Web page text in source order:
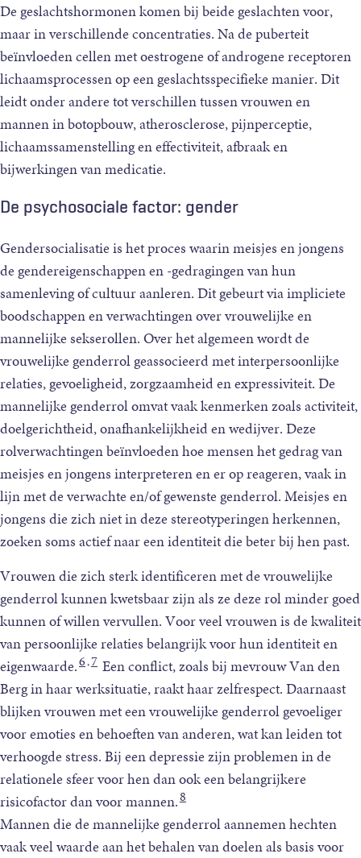
De geslachtshormonen komen bij beide geslachten voor,
maar in verschillende concentraties. Na de puberteit
beïnvloeden cellen met oestrogene of androgene receptoren
lichaamsprocessen op een geslachtsspecifieke manier. Dit
leidt onder andere tot verschillen tussen vrouwen en
mannen in botopbouw, atherosclerose, pijnperceptie,
lichaamssamenstelling en effectiviteit, afbraak en
bijwerkingen van medicatie.
De psychosociale factor: gender
Gendersocialisatie is het proces waarin meisjes en jongens
de gendereigenschappen en -gedragingen van hun
samenleving of cultuur aanleren. Dit gebeurt via impliciete
boodschappen en verwachtingen over vrouwelijke en
mannelijke sekserollen. Over het algemeen wordt de
vrouwelijke genderrol geassocieerd met interpersoonlijke
relaties, gevoeligheid, zorgzaamheid en expressiviteit. De
mannelijke genderrol omvat vaak kenmerken zoals activiteit,
doelgerichtheid, onafhankelijkheid en wedijver. Deze
rolverwachtingen beïnvloeden hoe mensen het gedrag van
meisjes en jongens interpreteren en er op reageren, vaak in
lijn met de verwachte en/of gewenste genderrol. Meisjes en
jongens die zich niet in deze stereotyperingen herkennen,
zoeken soms actief naar een identiteit die beter bij hen past.
Vrouwen die zich sterk identificeren met de vrouwelijke
genderrol kunnen kwetsbaar zijn als ze deze rol minder goed
kunnen of willen vervullen. Voor veel vrouwen is de kwaliteit
van persoonlijke relaties belangrijk voor hun identiteit en
eigenwaarde.6,7 Een conflict, zoals bij mevrouw Van den
Berg in haar werksituatie, raakt haar zelfrespect. Daarnaast
blijken vrouwen met een vrouwelijke genderrol gevoeliger
voor emoties en behoeften van anderen, wat kan leiden tot
verhoogde stress. Bij een depressie zijn problemen in de
relationele sfeer voor hen dan ook een belangrijkere
risicofactor dan voor mannen.8
Mannen die de mannelijke genderrol aannemen hechten
vaak veel waarde aan het behalen van doelen als basis voor